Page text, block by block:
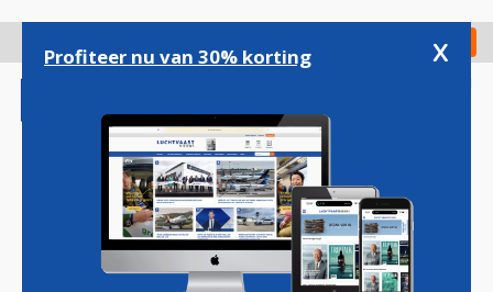
gaan
Check in
Magazine Podcasts Vacatures
Profiteer nu van 30% korting x